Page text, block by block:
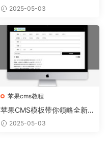
的个人博客！
2025-05-03
苹果cms教程
苹果CMS模板带你领略全新
网站视觉盛宴
2025-05-03